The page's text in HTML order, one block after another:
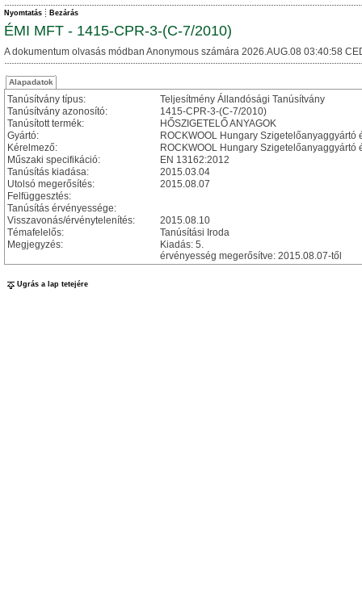
Nyomtatás Bezárás
ÉMI MFT - 1415-CPR-3-(C-7/2010)
A dokumentum olvasás módban Anonymous számára 2026.AUG.08 03:40:58
Alapadatok
Tanúsítvány típus:
Teljesítmény Állandósági Tanúsítvány
Tanúsítvány azonosító:
1415-CPR-3-(C-7/2010)
Tanúsított termék:
HŐSZIGETELŐ ANYAGOK
Gyártó:
ROCKWOOL Hungary Szigetelőanyaggyártó
Kérelmező:
ROCKWOOL Hungary Szigetelőanyaggyártó
Műszaki specifikáció:
EN 13162:2012
Tanúsítás kiadása:
2015.03.04
Utolsó megerősítés:
2015.08.07
Felfüggesztés:
Tanúsítás érvényessége:
Visszavonás/érvénytelenítés:
2015.08.10
Témafelelős:
Tanúsítási Iroda
Megjegyzés:
Kiadás: 5.
érvényesség megerősítve: 2015.08.07-től
Ugrás a lap tetejére